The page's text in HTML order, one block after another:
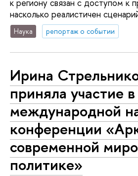
к региону связан с доступом к
насколько реалистичен
Наука репортаж о событии
Ирина
приняла участие
международной
конференции
современной
политике»